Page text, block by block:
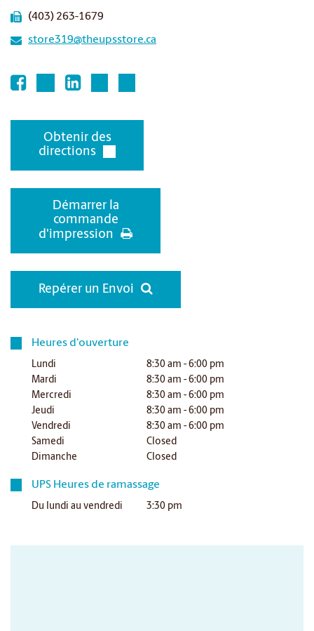
(403) 263-1679
store319@theupsstore.ca
Obtenir des
directions
Démarrer la
commande
d'impression
Repérer un Envoi
Heures d'ouverture
Lundi
8:30 am - 6:00 pm
Mardi
8:30 am - 6:00 pm
Mercredi
8:30 am - 6:00 pm
Jeudi
8:30 am - 6:00 pm
Vendredi
8:30 am - 6:00 pm
Samedi
Closed
Dimanche
Closed
UPS Heures de ramassage
Du lundi au vendredi 3:30 pm